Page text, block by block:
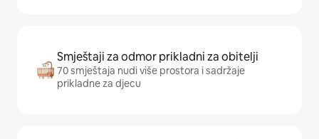
Smještaji za odmor prikladni za obitelji
70 smještaja nudi više prostora i sadržaje
prikladne za djecu